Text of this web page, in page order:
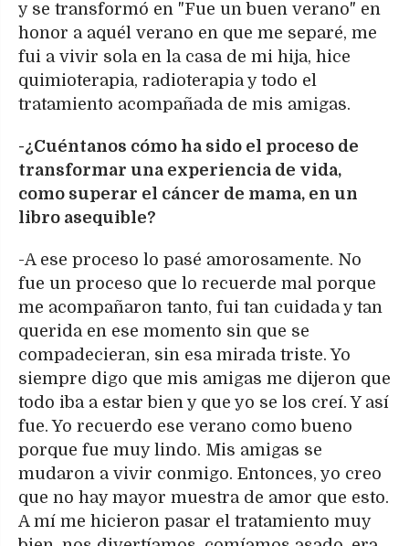
y se transformó en "Fue un buen verano" en
honor a aquél verano en que me separé, me
fui a vivir sola en la casa de mi hija, hice
quimioterapia, radioterapia y todo el
tratamiento acompañada de mis amigas.
-¿Cuéntanos cómo ha sido el proceso de
transformar una experiencia de vida,
como superar el cáncer de mama, en un
libro asequible?
-A ese proceso lo pasé amorosamente. No
fue un proceso que lo recuerde mal porque
me acompañaron tanto, fui tan cuidada y tan
querida en ese momento sin que se
compadecieran, sin esa mirada triste. Yo
siempre digo que mis amigas me dijeron que
todo iba a estar bien y que yo se los creí. Y así
fue. Yo recuerdo ese verano como bueno
porque fue muy lindo. Mis amigas se
mudaron a vivir conmigo. Entonces, yo creo
que no hay mayor muestra de amor que esto.
A mí me hicieron pasar el tratamiento muy